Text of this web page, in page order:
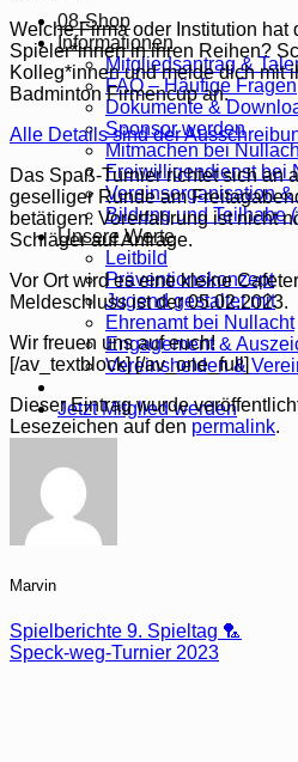
08-Shop
Informationen
Mitgliedsantrag &
FAQ – Häufige Fragen
Dokumente &
Sponsor werden
Mitmachen bei
Freiwilligendienst bei
Vereinsorganisation
Bildung und Teilhabe
Unsere Werte
Leitbild
Präventionskonzept
Jugend gestaltet mit
Ehrenamt bei Nullacht
Engagement &
Vereinshelden &
Jetzt Mitglied werden
Welche Firma oder Institution hat
Spieler*innen in ihren Reihen?
Kolleg*innen und melde dich mit
Badminton Firmencup an.
Alle Details sind der
Das Spaß-Turnier richtet sich an
geselliger Runde am
betätigen. Vorerfahrung ist nicht
Schläger auf Anfrage.
Vor Ort wird es eine kleine
Meldeschluss ist der 05.02.2023.
Wir freuen uns auf euch!
[/av_textblock] [/av_one_full]
Dieser Eintrag wurde
Lesezeichen auf den permalink.
Marvin
Spielberichte 9. Spieltag 🏸
Speck-weg-Turnier 2023